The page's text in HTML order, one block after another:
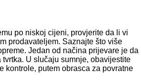
po niskoj cijeni, provjerite da li vi
prodavateljem. Saznajte što više
Jedan od načina prijevare je da
tvrtka. U slučaju sumnje, obavijestite
kontrole, putem obrasca za povratne